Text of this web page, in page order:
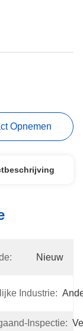
Opnemen
Nieuw
Industrie:
Inspectie: